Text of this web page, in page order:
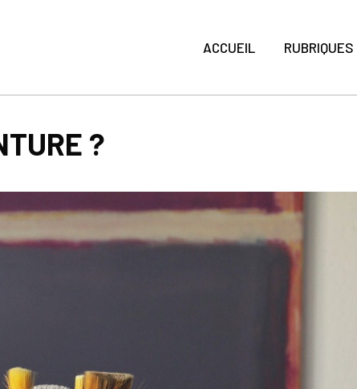
ACCUEIL RUBRIQUES
?